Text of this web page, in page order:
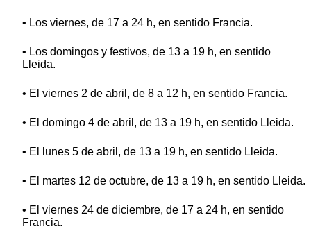
• Los viernes, de 17 a 24 h, en sentido Francia.
• Los domingos y festivos, de 13 a 19 h, en sentido
Lleida.
• El viernes 2 de abril, de 8 a 12 h, en sentido Francia.
• El domingo 4 de abril, de 13 a 19 h, en sentido Lleida.
• El lunes 5 de abril, de 13 a 19 h, en sentido Lleida.
• El martes 12 de octubre, de 13 a 19 h, en sentido Lleida.
• El viernes 24 de diciembre, de 17 a 24 h, en sentido
Francia.